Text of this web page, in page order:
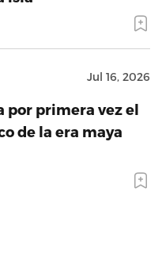
Jul 16, 2026
por primera vez el
de la era maya